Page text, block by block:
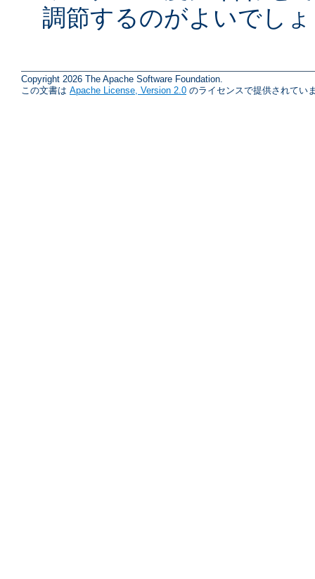
調節するのがよいでし
Copyright 2026 The Apache Software Foundation.
この文書は Apache License, Version 2.0 のライセンスで提供されてい